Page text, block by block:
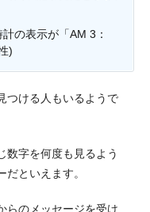
の表示が「AM 3：
)
つける人もいるようで
数字を何度も見るよう
といえます。
らのメッセージを受け